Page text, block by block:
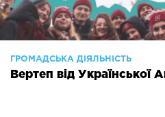
ГРОМАДСЬКА ДІЯЛЬНІСТЬ
Вертеп від Української